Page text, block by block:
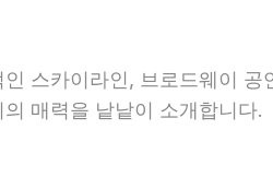
스카이라인, 브로드웨이
매력을 낱낱이 소개합니다.